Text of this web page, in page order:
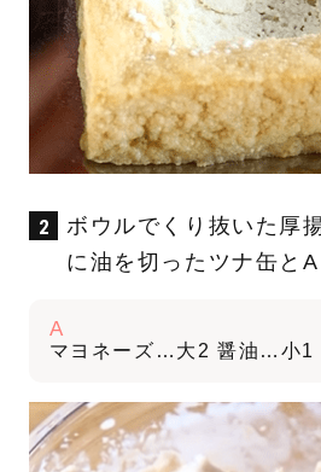
ボウルでくり抜いた厚
に油を切ったツナ缶とA
A
マヨネーズ…大2 醤油…小1